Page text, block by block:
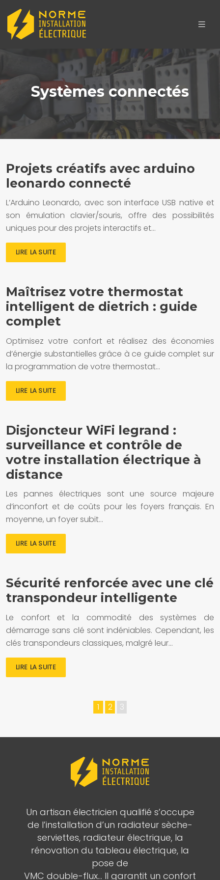
Systèmes connectés
Projets créatifs avec arduino
leonardo connecté
L’Arduino Leonardo, avec son interface USB native et
son émulation clavier/souris, offre des possibilités
uniques pour des projets interactifs et…
LIRE LA SUITE
Maîtrisez votre thermostat
intelligent de dietrich : guide
complet
Optimisez votre confort et réalisez des économies
d’énergie substantielles grâce à ce guide complet sur
la programmation de votre thermostat…
LIRE LA SUITE
Disjoncteur WiFi legrand :
surveillance et contrôle de
votre installation électrique à
distance
Les pannes électriques sont une source majeure
d’inconfort et de coûts pour les foyers français. En
moyenne, un foyer subit…
LIRE LA SUITE
Sécurité renforcée avec une clé
transpondeur intelligente
Le confort et la commodité des systèmes de
démarrage sans clé sont indéniables. Cependant, les
clés transpondeurs classiques, malgré leur…
LIRE LA SUITE
1 2 3
Un artisan électricien qualifié s’occupe
de l’installation d’un radiateur sèche-
serviettes, radiateur électrique, la
rénovation du tableau électrique, la
pose de
VMC double-flux… Il garantit un confort